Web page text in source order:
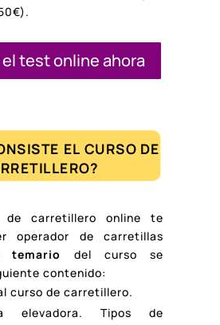
el test online ahora
EL CURSO DE
de carretillero online te
operador de carretillas
temario
del curso se
contenido:
curso de carretillero.
elevadora. Tipos de